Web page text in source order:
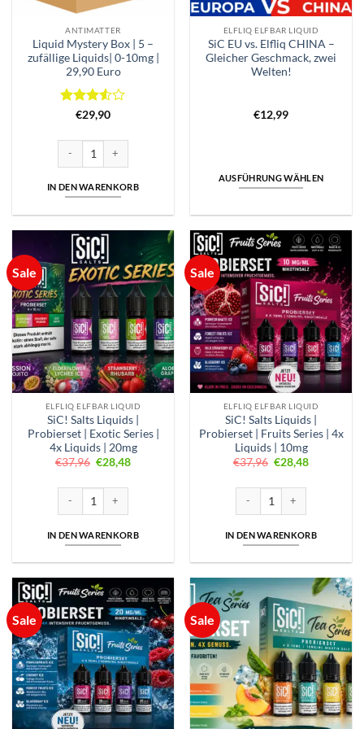
ANTIMATTER
Liquid Mystery Box | 5 –
zufällige Liquids| 0-10mg |
29,90 Euro
Bewertet
von 5
€29,90
IN DEN WARENKORB
ELFLIQ ELFBAR LIQUID
SiC EU vs. Elfliq CHINA –
Gleicher Geschmack, zwei
Welten!
€12,99
AUSFÜHRUNG WÄHLEN
Produkt
weist
mehrere
Varianten
auf.
Die
Optionen
können
auf
der
Produktseite
gewählt
werden
Sale
ELFLIQ ELFBAR LIQUID
SiC! Salts Liquids |
Probierset | Exotic Series |
4x Liquids | 20mg
€37,96 Ursprünglicher
Preis
€28,48Aktueller
IN DEN WARENKORB
Sale
ELFLIQ ELFBAR LIQUID
SiC! Salts Liquids |
Probierset | Fruits Series | 4x
Liquids | 10mg
€37,96 Ursprünglicher
Preis
€28,48Aktueller
IN DEN WARENKORB
Sale Sale